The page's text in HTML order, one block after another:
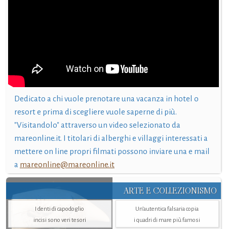
Dedicato a chi vuole prenotare una vacanza in hotel o
resort e prima di scegliere vuole saperne di più.
"Visitandolo" attraverso un video selezionato da
mareonline.it. I titolari di alberghi e villaggi interessati a
mettere on line propri filmati possono inviare una e mail
a mareonline@mareonline.it
ARTE E COLLEZIONISMO
I denti di capodoglio
incisi sono veri tesori
Un’autentica falsaria copia
i quadri di mare più famosi